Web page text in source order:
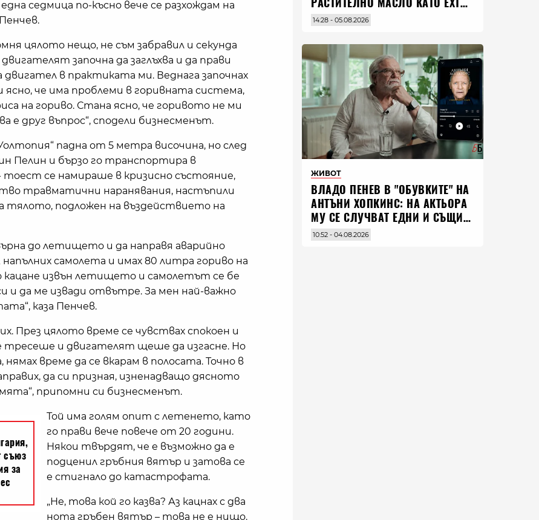
седмица по-късно вече се разхождам на
цялото нещо, не съм забравил и секунда
започна да заглъхва и да прави
двигател в практиката ми. Веднага започнах
че има проблеми в горивната система,
на гориво. Стана ясно, че горивото не ми
е друг въпрос“, сподели бизнесменът.
падна от 5 метра височина, но след
Пелин и бързо го транспортира в
тоест се намираше в кризисно състояние,
травматични наранявания, настъпили
тялото, подложен на въздействието на
до летището и да направя аварийно
самолета и имах 80 литра гориво на
кацане извън летището и самолетът се бе
и да ме извади отвътре. За мен най-важно
каза Пенчев.
През цялото време се чувствах спокоен и
тресеше и двигателят щеше да изгасне. Но
време да се вкарам в полосата. Точно в
да си призная, изненадващо дясното
припомни си бизнесменът.
Той има голям опит с летенето, като
го прави вече повече от 20 години.
Някои твърдят, че е възможно да е
подценил гръбния вятър и затова се
е стигнало до катастрофата.
„Не, това кой го казва? Аз кацнах с два
нота гръбен вятър – това не е нищо.
VIRGIN ЗЕХТИН
14:28 - 05.08.2026
ЖИВОТ
ВЛАДO ПЕНЕВ В "ОБУВКИТЕ" НА
АНТЪНИ ХОПКИНС: НА АКТЬОРА
МУ СЕ СЛУЧВАТ ЕДНИ И СЪЩИ
НЕЩА ПО ЦЕЛИЯ СВЯТ
10:52 - 04.08.2026